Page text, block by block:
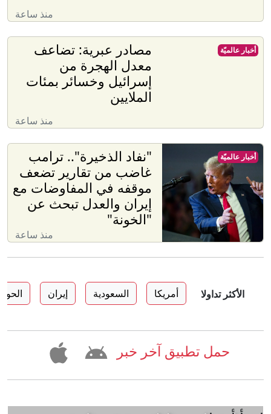
منذ ساعة
مصادر عبرية: تضاعف
معدل الهجرة من
إسرائيل وخسائر بمئات
الملايين
منذ ساعة
أخبار عالميّة
"نفاد الذخيرة".. ترامب
غاضب من تقارير تضعف
موقفه في المفاوضات مع
إيران والعدل تبحث عن
"الخونة"
منذ ساعة
أخبار عالميّة
الأكثر تداولا أمريكا السعودية إيران
حمل تطبيق آخر خبر